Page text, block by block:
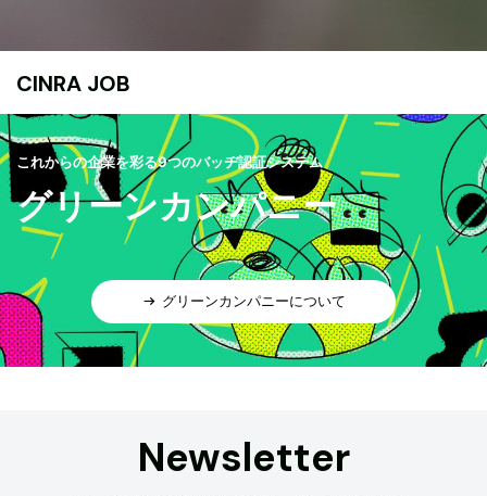
CINRA JOB
これからの企業を彩る9つのバッヂ認証システム
グリーンカンパニー
グリーンカンパニーについて
Newsletter